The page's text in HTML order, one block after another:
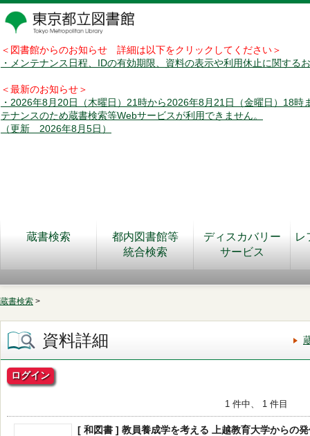
＜図書館からのお知らせ 詳細は以下をクリックしてください＞
・メンテナンス日程、IDの有効期限、資料の表示や利用休止に関する
＜最新のお知らせ＞
・2026年8月20日（木曜日）21時から2026年8月21日（金曜日）18時
テナンスのため蔵書検索等Webサービスが利用できません。
（更新 2026年8月5日）
蔵書検索
都内図書館等
統合検索
ディスカバリー
サービス
レ
蔵書検索 >
資料詳細
ログイン
1 件中、 1 件目
[ 和図書 ] 教員養成学を考える 上越教育大学からの